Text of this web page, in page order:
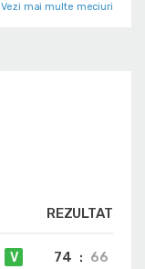
Vezi mai multe meciuri
REZULTAT
V 74 : 66